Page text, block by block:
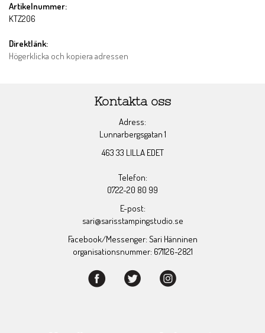
Artikelnummer:
KTZ206
Direktlänk:
Högerklicka och kopiera adressen
Kontakta oss
Adress:
Lunnarbergsgatan 1
463 33 LILLA EDET
Telefon:
0722-20 80 99
E-post:
sari@sarisstampingstudio.se
Facebook/Messenger: Sari Hänninen
organisationsnummer: 671126-2821